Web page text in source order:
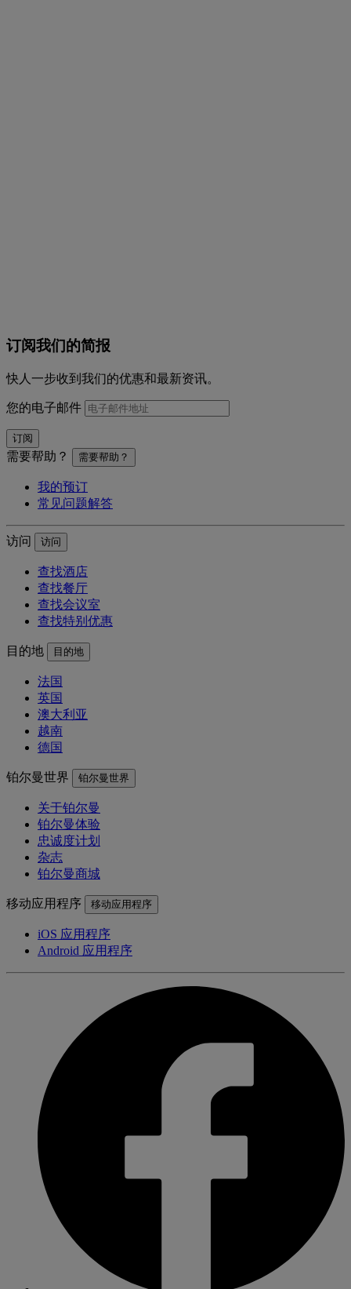
订阅我们的简报
快人一步收到我们的优惠和最新资讯。
您的电子邮件
订阅
需要帮助？ 需要帮助？
我的预订
常见问题解答
访问 访问
查找酒店
查找餐厅
查找会议室
查找特别优惠
目的地 目的地
法国
英国
澳大利亚
越南
德国
铂尔曼世界 铂尔曼世界
关于铂尔曼
铂尔曼体验
忠诚度计划
杂志
铂尔曼商城
移动应用程序 移动应用程序
iOS 应用程序
Android 应用程序